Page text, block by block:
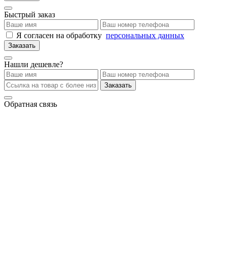
Быстрый заказ
Я согласен на обработку персональных данных
Заказать
Нашли дешевле?
Заказать
Обратная связь